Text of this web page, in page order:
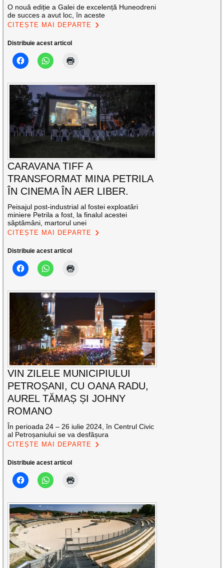
O nouă ediție a Galei de excelență Huneodreni
de succes a avut loc, în aceste
CITEȘTE MAI DEPARTE
Distribuie acest articol
CARAVANA TIFF A
TRANSFORMAT MINA PETRILA
ÎN CINEMA ÎN AER LIBER.
Peisajul post-industrial al fostei exploatări
miniere Petrila a fost, la finalul acestei
săptămâni, martorul unei
CITEȘTE MAI DEPARTE
Distribuie acest articol
VIN ZILELE MUNICIPIULUI
PETROȘANI, CU OANA RADU,
AUREL TĂMAȘ ȘI JOHNY
ROMANO
În perioada 24 – 26 iulie 2024, în Centrul Civic
al Petroșaniului se va desfășura
CITEȘTE MAI DEPARTE
Distribuie acest articol